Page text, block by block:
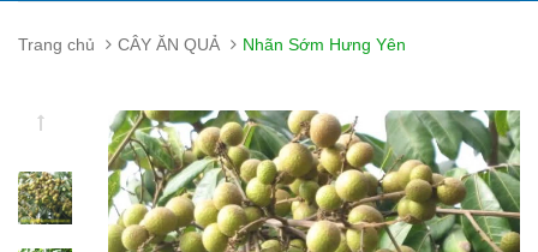
Trang chủ CÂY ĂN QUẢ Nhãn Sớm Hưng Yên